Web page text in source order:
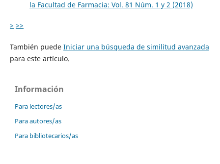
la Facultad de Farmacia: Vol. 81 Núm. 1 y 2 (2018)
> >>
También puede Iniciar una búsqueda de similitud avanzada
para este artículo.
Información
Para lectores/as
Para autores/as
Para bibliotecarios/as